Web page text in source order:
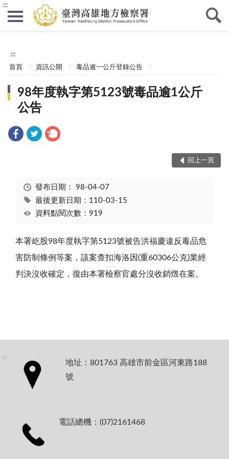
:::
:::
首頁 資訊公開 毒品逾一公斤登錄公告
98年度執字第5123號毒品逾1公斤
公告
回上一頁
發布日期： 98-04-07
最後更新日期：110-03-15
資料點閱次數：919
本署屹股98年度執字第5123號被告洪福慶違反毒品危
害防制條例等案，該案查扣海洛因(重60306公克)業經
判決沒收確定，復由本署檢察官處分沒收銷燬在案。
:::
地址：801763 高雄市前金區河東路188
號
電話總機：(07)2161468